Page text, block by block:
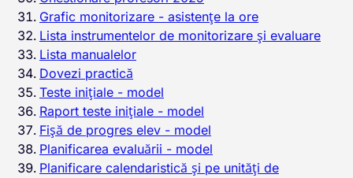
Grafic monitorizare - asistențe la ore
Lista instrumentelor de monitorizare și evaluare
Lista manualelor
Dovezi practică
Teste inițiale - model
Raport teste inițiale - model
Fișă de progres elev - model
Planificarea evaluării - model
Planificare calendaristică și pe unități de